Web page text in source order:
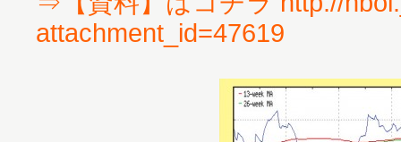
attachment_id=47619